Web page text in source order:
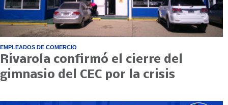
EMPLEADOS DE COMERCIO
Rivarola confirmó el cierre del
gimnasio del CEC por la crisis